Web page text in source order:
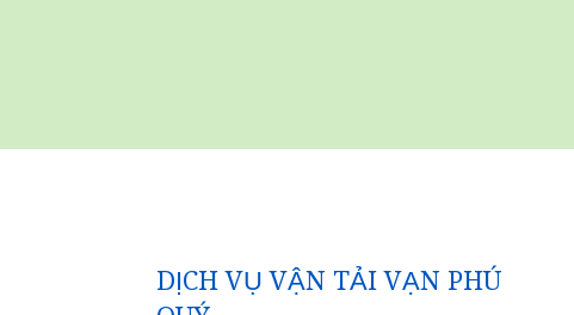
DỊCH VỤ VẬN TẢI VẠN PHÚ